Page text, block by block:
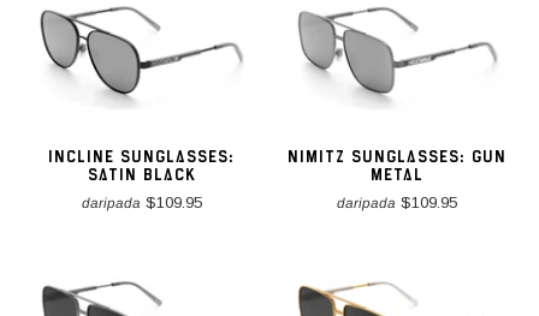
INCLINE SUNGLASSES:
SATIN BLACK
daripada $109.95
NIMITZ SUNGLASSES: GUN
METAL
daripada $109.95